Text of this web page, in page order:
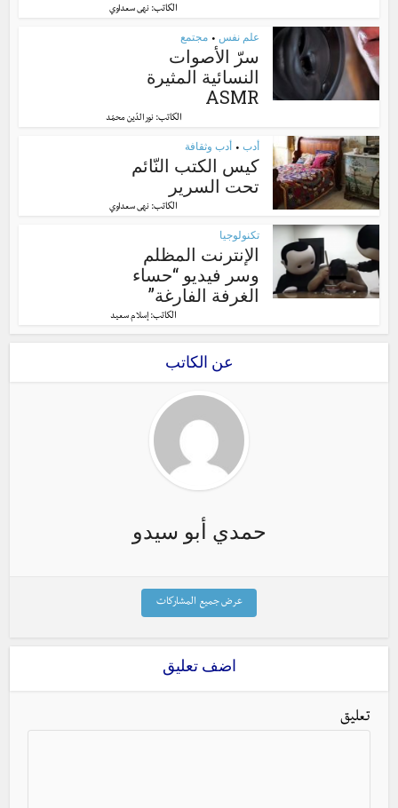
الكاتب: نهى سعداوي
علم نفس • مجتمع
سرّ الأصوات
النسائية المثيرة
ASMR
الكاتب:نور الدّين محمّد
أدب • أدب وثقافة
كيس الكتب النّائم
تحت السرير
الكاتب: نهى سعداوي
تكنولوجيا
الإنترنت المظلم
وسر فيديو “حساء
الغرفة الفارغة”
الكاتب: إسلام سعيد
عن الكاتب
حمدي أبو سيدو
عرض جميع المشاركات
اضف تعليق
تعليق